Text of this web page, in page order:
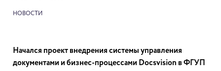
НОВОСТИ
Начался проект внедрения системы управления
документами и бизнес-процессами Docsvision в ФГУП